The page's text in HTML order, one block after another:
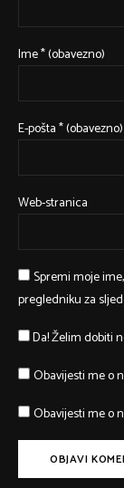
Ime* (obavezno)
E-pošta* (obavezno)
Web-stranica
Spremi moje
pregledniku za
Da! Želim dobiti
Obavijesti me o
Obavijesti me o